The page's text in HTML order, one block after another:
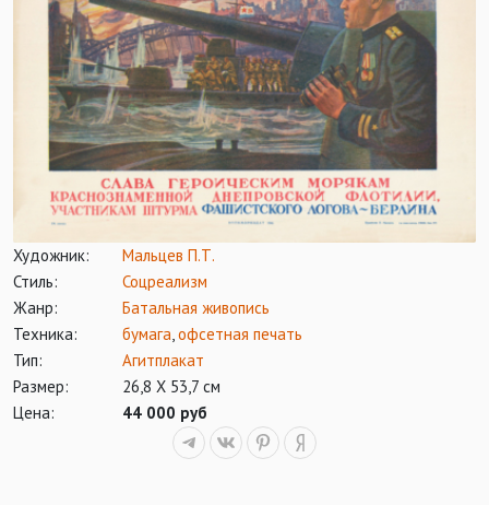
Художник:
Мальцев П.Т.
Стиль:
Соцреализм
Жанр:
Батальная живопись
Техника:
бумага,офсетная печать
Тип:
Агитплакат
Размер:
26,8 Х 53,7 см
Цена:
44 000 руб